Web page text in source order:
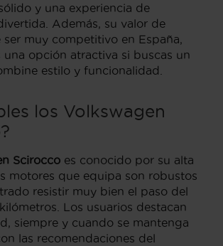
y una experiencia de
Además, su valor de
ser muy competitivo en España,
una opción atractiva si buscas un
estilo y funcionalidad.
los Volkswagen
?
Scirocco es conocido por su alta
motores que equipa son robustos
resistir muy bien el paso del
Los usuarios destacan
siempre y cuando se mantenga
las recomendaciones del